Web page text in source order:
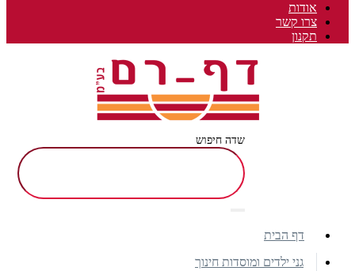
אודות
צרו קשר
תקנון
שדה חיפוש
דף הבית
גני ילדים ומוסדות חינוך